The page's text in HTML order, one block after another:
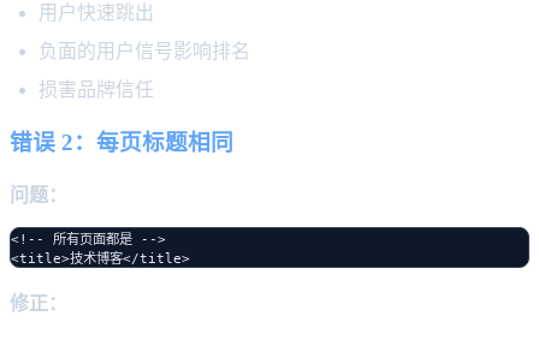
用户快速跳出
负面的用户信号影响排名
损害品牌信任
错误 2：每页标题相同
问题：
<!-- 所有页面都是 -->
修正：